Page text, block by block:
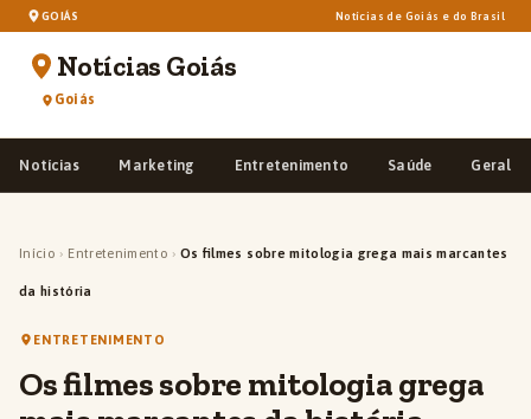
GOIÁS Notícias de Goiás e do Brasil
Notícias Goiás
Goiás
Notícias Marketing Entretenimento Saúde Geral
Início › Entretenimento › Os filmes sobre mitologia grega mais marcantes
da história
ENTRETENIMENTO
Os filmes sobre mitologia grega